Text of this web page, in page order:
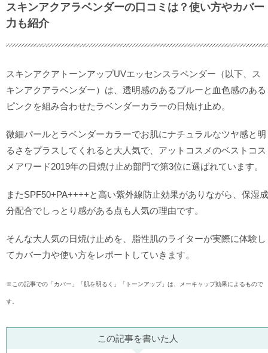
スキンアクアラベンダーの口コミは？使い方やカバー
力も紹介
スキンアクアトーンアップUVエッセンスラベンダー（以下、ス
キンアクアラベンダー）は、透明感のあるブルーと血色感のある
ピンクを組み合わせたラベンダーカラーの日焼け止め。
微細パールとラベンダーカラーでお肌にナチュラルなツヤ感と明
るさをプラスしてくれると大人気で、アットコスメのベストコス
メアワード2019年の日焼け止め部門で第3位に選ばれています。
またSPF50+PA++++と高い紫外線防止効果がありながら、保湿成
分配合でしっとり感がある点も人気の理由です。
そんな大人気の日焼け止めを、脂性肌のライターが実際に体験し
てカバー力や使い方をレポートしていきます。
※この記事での「カバー」「肌を明るく」「トーンアップ」は、メーキャップ効果によるもので
す。
この記事を書いた人